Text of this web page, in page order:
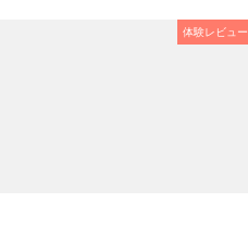
体験レビュー